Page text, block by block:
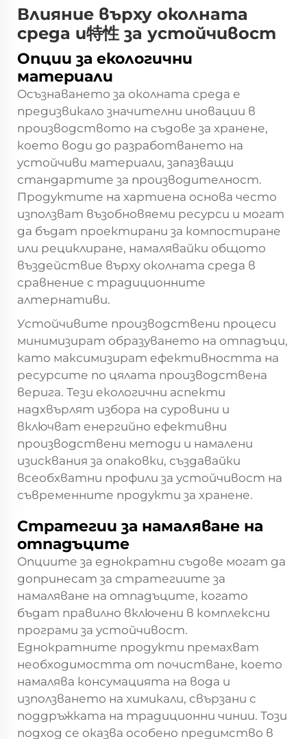
Влияние върху околната
среда и特性 за устойчивост
Опции за екологични
материали
Осъзнаването за околната среда е
предизвикало значителни иновации в
производството на съдове за хранене,
което води до разработването на
устойчиви материали, запазващи
стандартите за производителност.
Продуктите на хартиена основа често
използват възобновяеми ресурси и могат
да бъдат проектирани за компостиране
или рециклиране, намалявайки общото
въздействие върху околната среда в
сравнение с традиционните
алтернативи.
Устойчивите производствени процеси
минимизират образуването на отпадъци,
като максимизират ефективността на
ресурсите по цялата производствена
верига. Тези екологични аспекти
надхвърлят избора на суровини и
включват енергийно ефективни
производствени методи и намалени
изисквания за опаковки, създавайки
всеобхватни профили за устойчивост на
съвременните продукти за хранене.
Стратегии за намаляване на
отпадъците
Опциите за еднократни съдове могат да
допринесат за стратегиите за
намаляване на отпадъците, когато
бъдат правилно включени в комплексни
програми за устойчивост.
Еднократните продукти премахват
необходимостта от почистване, което
намалява консумацията на вода и
използването на химикали, свързани с
поддръжката на традиционни чинии. Този
подход се оказва особено предимство в